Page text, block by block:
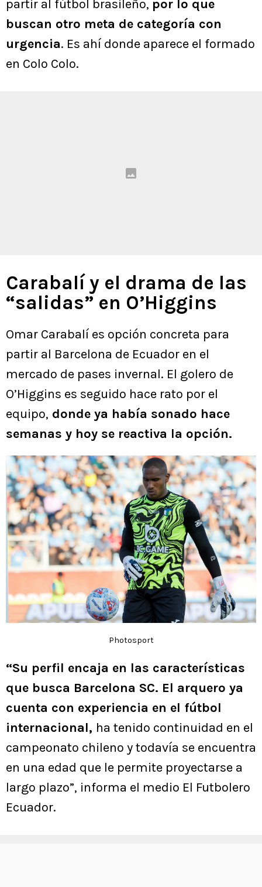
partir al fútbol brasileño, por lo que
buscan otro meta de categoría con
urgencia. Es ahí donde aparece el formado
en Colo Colo.
Carabalí y el drama de las
“salidas” en O’Higgins
Omar Carabalí es opción concreta para
partir al Barcelona de Ecuador en el
mercado de pases invernal. El golero de
O’Higgins es seguido hace rato por el
equipo, donde ya había sonado hace
semanas y hoy se reactiva la opción.
Photosport
“Su perfil encaja en las características
que busca Barcelona SC. El arquero ya
cuenta con experiencia en el fútbol
internacional, ha tenido continuidad en el
campeonato chileno y todavía se encuentra
en una edad que le permite proyectarse a
largo plazo”, informa el medio El Futbolero
Ecuador.